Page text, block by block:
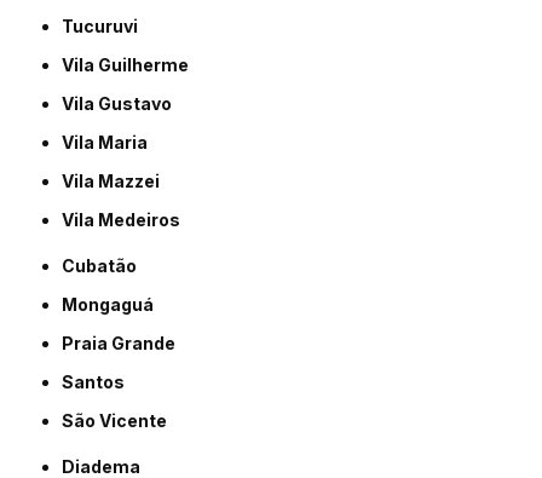
Tucuruvi
Vila Guilherme
Vila Gustavo
Vila Maria
Vila Mazzei
Vila Medeiros
Cubatão
Mongaguá
Praia Grande
Santos
São Vicente
Diadema